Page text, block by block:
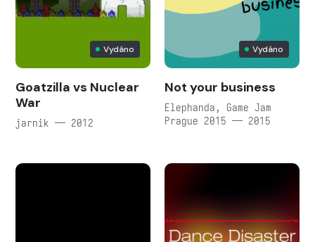
Vydáno
Goatzilla vs Nuclear
War
jarnik — 2012
Vydáno
Not your business
Elephanda, Game Jam
Prague 2015 — 2015